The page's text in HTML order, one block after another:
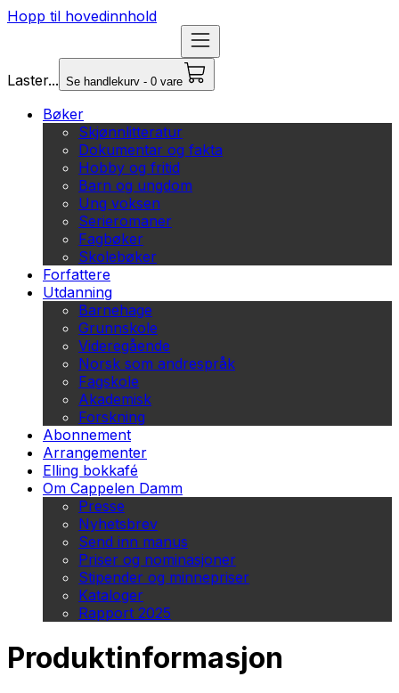
Hopp til hovedinnhold
Laster... Se handlekurv - 0 vare
Bøker
Skjønnlitteratur
Dokumentar og fakta
Hobby og fritid
Barn og ungdom
Ung voksen
Serieromaner
Fagbøker
Skolebøker
Forfattere
Utdanning
Barnehage
Grunnskole
Videregående
Norsk som andrespråk
Fagskole
Akademisk
Forskning
Abonnement
Arrangementer
Elling bokkafé
Om Cappelen Damm
Presse
Nyhetsbrev
Send inn manus
Priser og nominasjoner
Stipender og minnepriser
Kataloger
Rapport 2025
Produktinformasjon